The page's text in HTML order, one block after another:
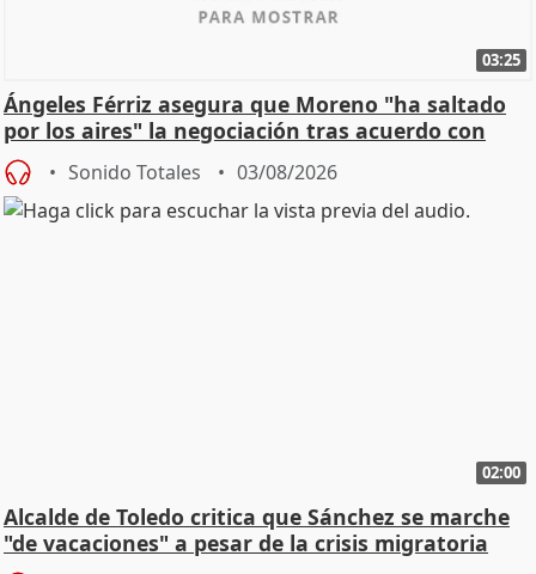
03:25
Ángeles Férriz asegura que Moreno "ha saltado
por los aires" la negociación tras acuerdo con
SMA
Sonido Totales 03/08/2026
02:00
Alcalde de Toledo critica que Sánchez se marche
"de vacaciones" a pesar de la crisis migratoria